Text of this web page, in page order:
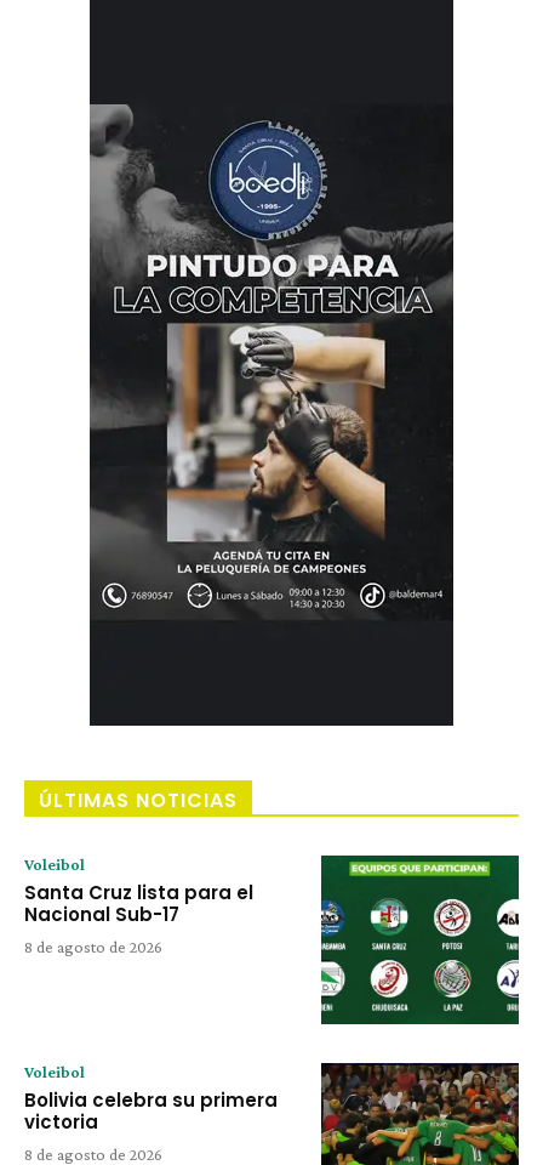
ÚLTIMAS NOTICIAS
Voleibol
Santa Cruz lista para el
Nacional Sub-17
8 de agosto de 2026
Voleibol
Bolivia celebra su primera
victoria
8 de agosto de 2026